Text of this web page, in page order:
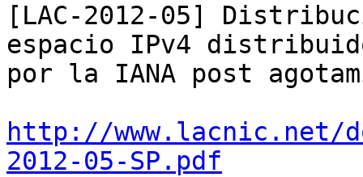
[LAC-2012-05]
espacio IPv4
por la IANA post
http://www.lacnic.net/
2012-05-SP.pdf